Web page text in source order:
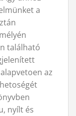
a
található
az
nyílt és